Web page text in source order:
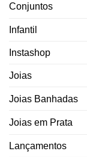
Conjuntos
Infantil
Instashop
Joias
Joias Banhadas
Joias em Prata
Lançamentos